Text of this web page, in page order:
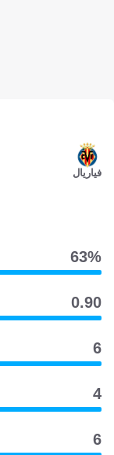
فياريال
63‎%‎
0.90
6
4
6